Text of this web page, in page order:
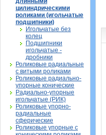
цилиндрическими
роликами (игольчатые
подшипники)
Игольчатые без
колец
Подшипники
игольчатые -
дробники
Роликовые радиальные
с витыми роликами
Роликовые радиально-
упорные конические
Радиально-упорные
игольчатые (РИК)
Роликовые упорно-
радиальные
сферические
Роликовые упорные с